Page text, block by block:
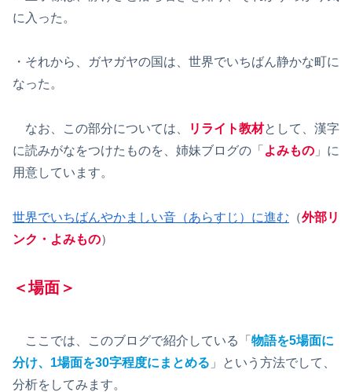
に入った。
・それから、ガヤガヤの国は、世界でいちばん静かな町に
なった。
なお、この部分については、 リライト教材として、漢字
に読みがなをつけたものを、姉妹ブログの「 よみもの 」に
用意しています。
世界でいちばんやかましい音（あらすじ）に進む （外部リ
ンク・よみもの）
＜場面＞
ここでは、このブログで紹介している「 物語を5場面に
分け、1場面を30字程度にまとめる 」という方法でして、
分析をしてみます。